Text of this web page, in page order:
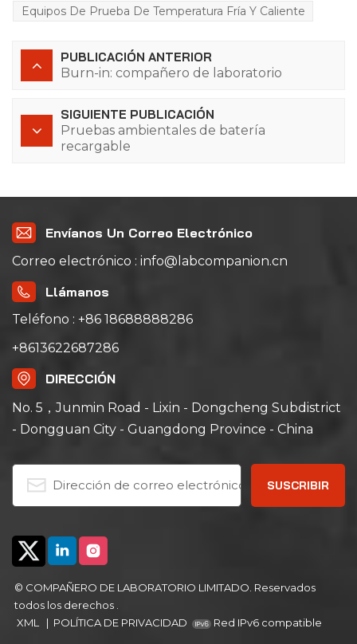
Equipos De Prueba De Temperatura Fría Y Caliente
PUBLICACIÓN ANTERIOR
Burn-in: compañero de laboratorio
SIGUIENTE PUBLICACIÓN
Pruebas ambientales de batería
recargable
Envíanos Un Correo Electrónico
Correo electrónico : info@labcompanion.cn
Llámanos
Teléfono : +86 18688888286
+8613622687286
DIRECCIÓN
No. 5，Junmin Road - Lixin - Dongcheng Subdistrict
- Dongguan City - Guangdong Province - China
© COMPAÑERO DE LABORATORIO LIMITADO. Reservados
todos los derechos .
XML
| POLÍTICA DE PRIVACIDAD Red IPv6 compatible